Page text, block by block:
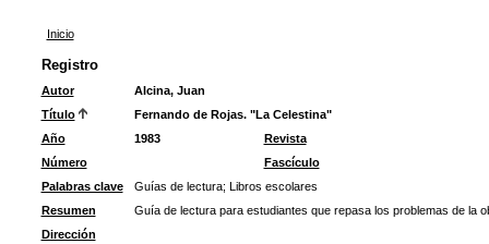
Inicio
Registro
Autor
Alcina, Juan
Título
Fernando de Rojas. "La Celestina"
Año
1983
Revista
Número
Fascículo
Palabras clave
Guías de lectura; Libros escolares
Resumen
Guía de lectura para estudiantes que repasa los problemas de la
Dirección